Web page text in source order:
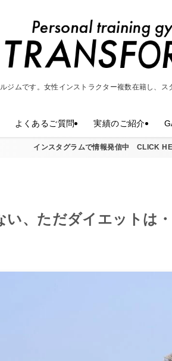
ムです。女性インストラクター複数在籍し、
よくあるご質問 実績のご紹介
インスタグラムで情報発信中 CLICK
い、ただダイエットは・